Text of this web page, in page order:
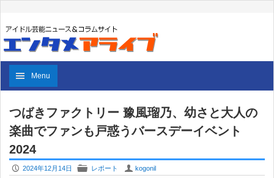
Menu
つばきファクトリー 豫風瑠乃、幼さと大人の
楽曲でファンも戸惑うバースデーイベント
2024
P 2024年12月14日 F レポート U kogonil